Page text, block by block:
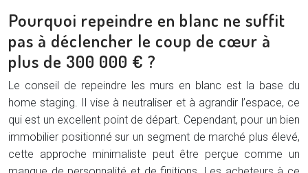
Pourquoi repeindre en blanc ne suffit
pas à déclencher le coup de cœur à
plus de 300 000 € ?
Le conseil de repeindre les murs en blanc est la base du
home staging. Il vise à neutraliser et à agrandir l’espace, ce
qui est un excellent point de départ. Cependant, pour un bien
immobilier positionné sur un segment de marché plus élevé,
cette approche minimaliste peut être perçue comme un